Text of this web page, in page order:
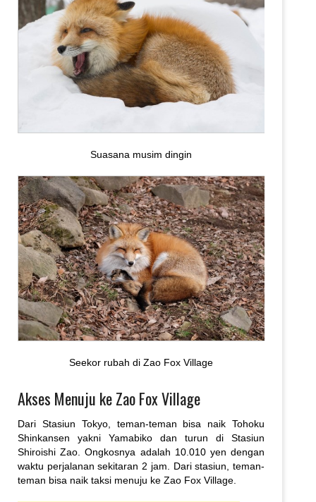
Suasana musim dingin
Seekor rubah di Zao Fox Village
Akses Menuju ke Zao Fox Village
Dari Stasiun Tokyo, teman-teman bisa naik Tohoku
Shinkansen yakni Yamabiko dan turun di Stasiun
Shiroishi Zao. Ongkosnya adalah 10.010 yen dengan
waktu perjalanan sekitaran 2 jam. Dari stasiun, teman-
teman bisa naik taksi menuju ke Zao Fox Village.